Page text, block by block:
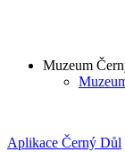
Muzeum
Aplikace Černý Důl